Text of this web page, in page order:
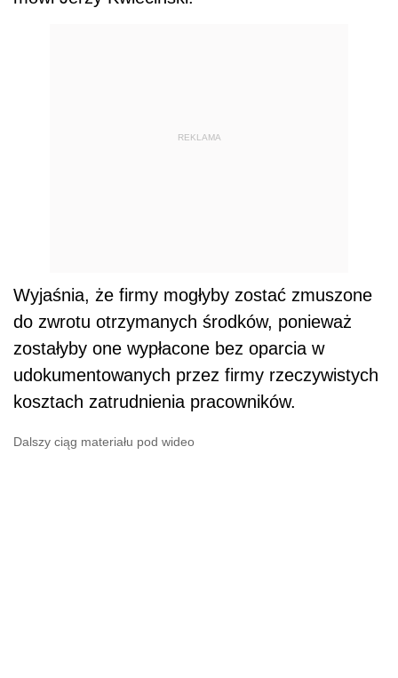
REKLAMA
Wyjaśnia, że firmy mogłyby zostać zmuszone
do zwrotu otrzymanych środków, ponieważ
zostałyby one wypłacone bez oparcia w
udokumentowanych przez firmy rzeczywistych
kosztach zatrudnienia pracowników.
Dalszy ciąg materiału pod wideo